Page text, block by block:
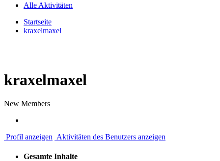
Alle Aktivitäten
Startseite
kraxelmaxel
kraxelmaxel
New Members
Profil anzeigen Aktivitäten des Benutzers anzeigen
Gesamte Inhalte